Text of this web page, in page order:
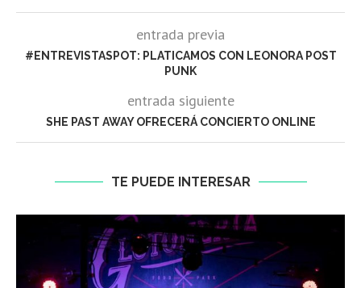
entrada previa
#ENTREVISTASPOT: PLATICAMOS CON LEONORA POST
PUNK
entrada siguiente
SHE PAST AWAY OFRECERÁ CONCIERTO ONLINE
TE PUEDE INTERESAR